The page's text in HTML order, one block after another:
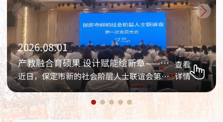
2026.08.01
产教融合育硕果 设计赋能绘新章——保定理 ——
近日，保定市新的社会阶层人士联谊会第一次会员大会暨成
查看
详情